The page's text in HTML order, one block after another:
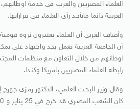
العلماء المصريين والعرب فى خدمة اوطانهم،
العربية دائما ماتأخذ رأى العلماء فى قراراتها.
وأضاف العربى أن العلماء يعتبرون ثروة
أن الجامعة العربية تعمل بجد واجتهاد على
اوطانهم من خلال التعاون مع منظمات
رابطة العلماء المصريين بامريكا وكندا.
وقال وزير البحث العلمي، الدكتور رمزي جورج